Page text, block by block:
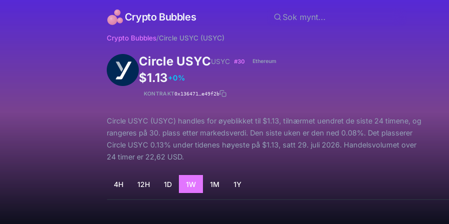
Crypto Bubbles
Crypto Bubbles/Circle USYC (USYC)
Circle USYCUSYC #30 Ethereum
$1.13+0%
KONTRAKT0x136471…e49f2b
Circle USYC (USYC) handles for øyeblikket til $1.13, tilnærmet uendret de siste 24 timene, og
rangeres på 30. plass etter markedsverdi. Den siste uken er den ned 0.08%. Det plasserer
Circle USYC 0.13% under tidenes høyeste på $1.13, satt 29. juli 2026. Handelsvolumet over
24 timer er 22,62 USD.
4H 12H 1D 1W 1M 1Y